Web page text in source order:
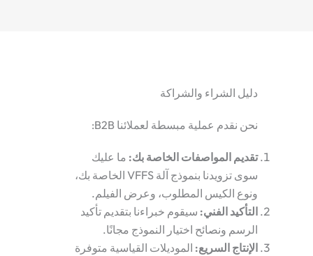
دليل الشراء والشراكة
نحن نقدم عملية مبسطة لعملائنا B2B:
تقديم المواصفات الخاصة بك: ما عليك
سوى تزويدنا بنموذج آلة VFFS الخاصة بك،
ونوع الكيس المطلوب، وعرض الفيلم.
التأكيد الفني: سيقوم خبراءنا بتقديم تأكيد
الرسم ونصائح اختيار النموذج مجانًا.
الإنتاج السريع: الموديلات القياسية متوفرة